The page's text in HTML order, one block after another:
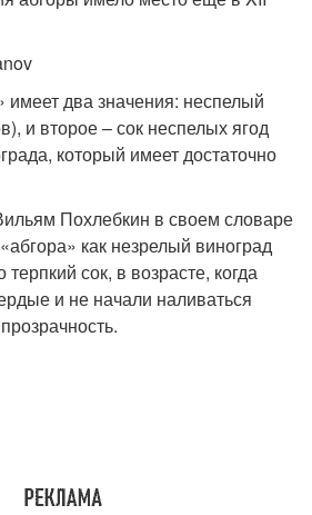
два значения: неспелый
и второе – сок неспелых ягод
который имеет достаточно
Похлебкин в своем словаре
как незрелый виноград
сок, в возрасте, когда
и не начали наливаться